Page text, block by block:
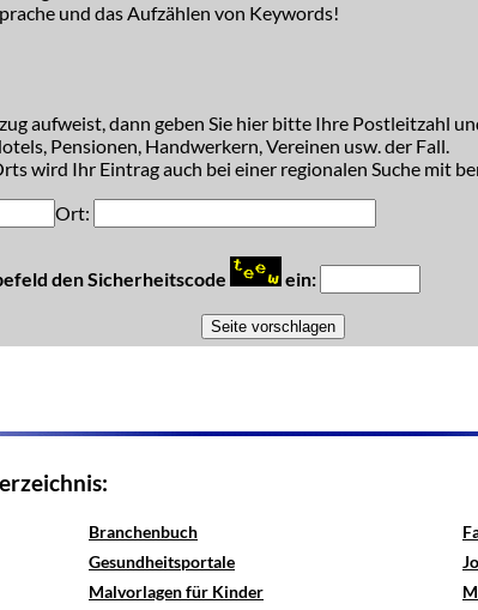
und das Aufzählen von Keywords!
aufweist, dann geben Sie hier bitte Ihre Postleitzahl
Pensionen, Handwerkern, Vereinen usw. der Fall.
wird Ihr Eintrag auch bei einer regionalen Suche mit
Ort:
den Sicherheitscode ein:
Branchenbuch
Gesundheitsportale
Malvorlagen für Kinder